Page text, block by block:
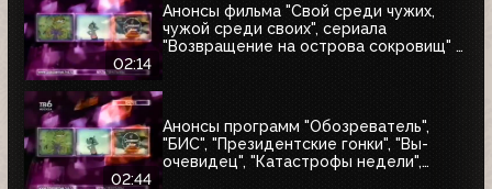
02:14
Анонсы фильма "Свой среди чужих,
чужой среди своих", сериала
"Возвращение на острова сокровищ" и
02:44
Анонсы программ "Обозреватель",
"БИС", "Президентские гонки", "Вы-
очевидец", "Катастрофы недели",